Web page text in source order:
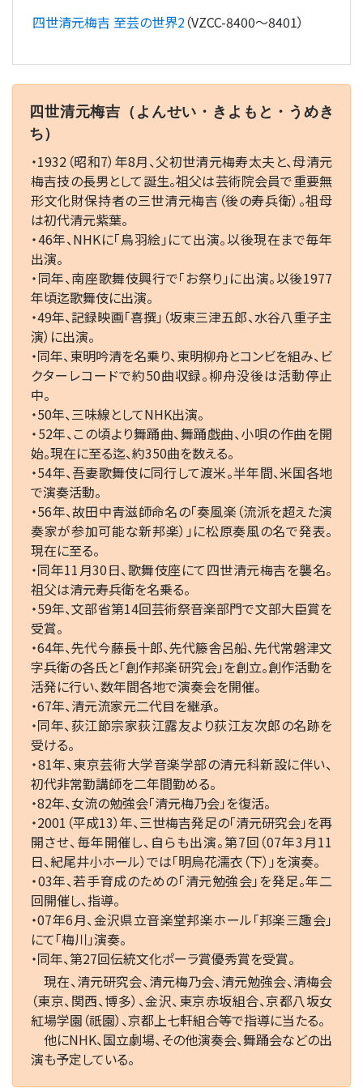
四世清元梅吉 至芸の世界2（VZCC-8400～8401）
四世清元梅吉（よんせい・きよもと・うめき
ち）
・1932（昭和7）年8月、父初世清元梅寿太夫と、母清元
梅吉技の長男として誕生。祖父は芸術院会員で重要無
形文化財保持者の三世清元梅吉（後の寿兵衛）。祖母
は初代清元紫葉。
・46年、NHKに「鳥羽絵」にて出演。以後現在まで毎年
出演。
・同年、南座歌舞伎興行で「お祭り」に出演。以後1977
年頃迄歌舞伎に出演。
・49年、記録映画「喜撰」（坂東三津五郎、水谷八重子主
演）に出演。
・同年、東明吟清を名乗り、東明柳舟とコンビを組み、ビ
クターレコードで約50曲収録。柳舟没後は活動停止
中。
・50年、三味線としてNHK出演。
・52年、この頃より舞踊曲、舞踊戯曲、小唄の作曲を開
始。現在に至る迄、約350曲を数える。
・54年、吾妻歌舞伎に同行して渡米。半年間、米国各地
で演奏活動。
・56年、故田中青滋師命名の「奏風楽（流派を超えた演
奏家が参加可能な新邦楽）」に松原奏風の名で発表。
現在に至る。
・同年11月30日、歌舞伎座にて四世清元梅吉を襲名。
祖父は清元寿兵衛を名乗る。
・59年、文部省第14回芸術祭音楽部門で文部大臣賞を
受賞。
・64年、先代今藤長十郎、先代籐舎呂船、先代常磐津文
字兵衛の各氏と「創作邦楽研究会」を創立。創作活動を
活発に行い、数年間各地で演奏会を開催。
・67年、清元流家元二代目を継承。
・同年、荻江節宗家荻江露友より荻江友次郎の名跡を
受ける。
・81年、東京芸術大学音楽学部の清元科新設に伴い、
初代非常勤講師を二年間勤める。
・82年、女流の勉強会「清元梅乃会」を復活。
・2001（平成13）年、三世梅吉発足の「清元研究会」を再
開させ、毎年開催し、自らも出演。第7回（07年3月11
日、紀尾井小ホール）では「明烏花濡衣（下）」を演奏。
・03年、若手育成のための「清元勉強会」を発足。年二
回開催し、指導。
・07年6月、金沢県立音楽堂邦楽ホール「邦楽三趣会」
にて「梅川」演奏。
・同年、第27回伝統文化ポーラ賞優秀賞を受賞。
現在、清元研究会、清元梅乃会、清元勉強会、清梅会
（東京、関西、博多）、金沢、東京赤坂組合、京都八坂女
紅場学園（祇園）、京都上七軒組合等で指導に当たる。
他にNHK、国立劇場、その他演奏会、舞踊会などの出
演も予定している。